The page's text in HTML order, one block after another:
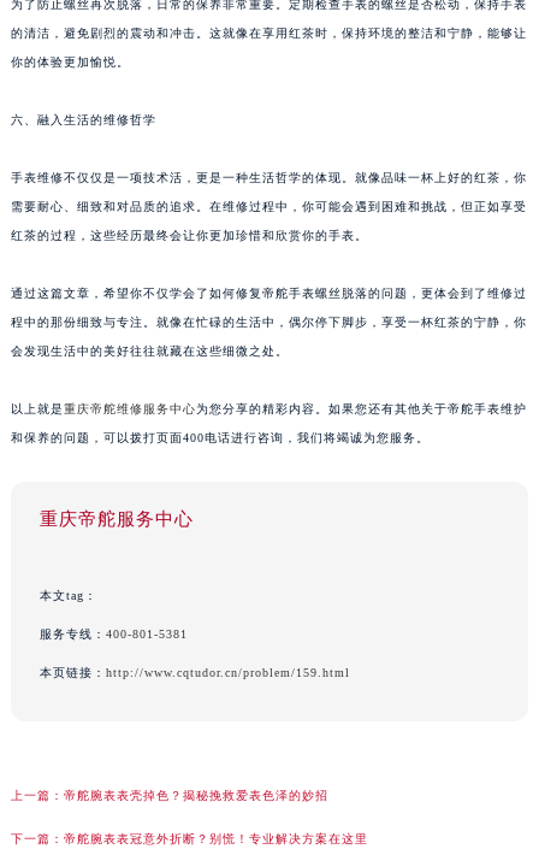
为了防止螺丝再次脱落，日常的保养非常重要。定期检查手表的螺丝是否松动，保持手表
的清洁，避免剧烈的震动和冲击。这就像在享用红茶时，保持环境的整洁和宁静，能够让
你的体验更加愉悦。
六、融入生活的维修哲学
手表维修不仅仅是一项技术活，更是一种生活哲学的体现。就像品味一杯上好的红茶，你
需要耐心、细致和对品质的追求。在维修过程中，你可能会遇到困难和挑战，但正如享受
红茶的过程，这些经历最终会让你更加珍惜和欣赏你的手表。
通过这篇文章，希望你不仅学会了如何修复帝舵手表螺丝脱落的问题，更体会到了维修过
程中的那份细致与专注。就像在忙碌的生活中，偶尔停下脚步，享受一杯红茶的宁静，你
会发现生活中的美好往往就藏在这些细微之处。
以上就是重庆帝舵维修服务中心为您分享的精彩内容。如果您还有其他关于帝舵手表维护
和保养的问题，可以拨打页面400电话进行咨询，我们将竭诚为您服务。
重庆帝舵服务中心
本文tag：
服务专线： 400-801-5381
本页链接： http://www.cqtudor.cn/problem/159.html
上一篇： 帝舵腕表表壳掉色？揭秘挽救爱表色泽的妙招
下一篇： 帝舵腕表表冠意外折断？别慌！专业解决方案在这里